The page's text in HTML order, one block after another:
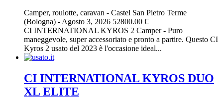
Camper, roulotte, caravan - Castel San Pietro Terme
(Bologna) - Agosto 3, 2026 52800.00 €
CI INTERNATIONAL KYROS 2 Camper - Puro
maneggevole, super accessoriato e pronto a partire. Questo CI
Kyros 2 usato del 2023 è l'occasione ideal...
CI INTERNATIONAL KYROS DUO
XL ELITE